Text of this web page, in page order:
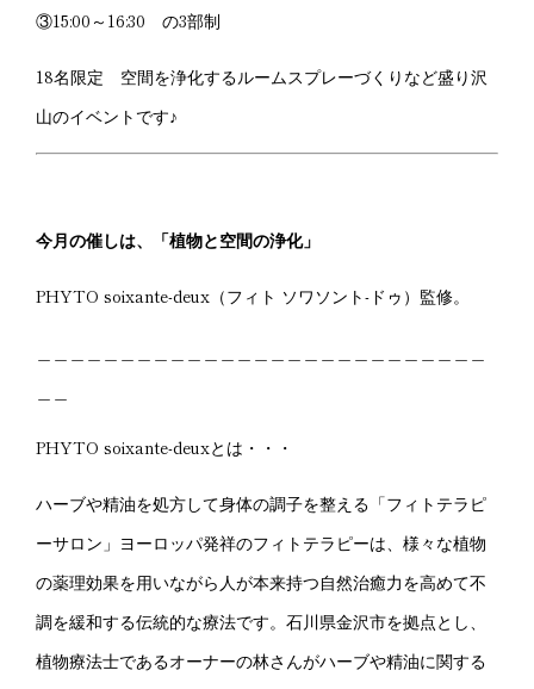
③15:00～16:30 の3部制
18名限定 空間を浄化するルームスプレーづくりなど盛り沢
山のイベントです♪
今月の催しは、「植物と空間の浄化」
PHYTO soixante-deux（フィト ソワソント-ドゥ）監修。
PHYTO soixante-deuxとは・・・
ハーブや精油を処方して身体の調子を整える「フィトテラピ
ーサロン」ヨーロッパ発祥のフィトテラピーは、様々な植物
の薬理効果を用いながら人が本来持つ自然治癒力を高めて不
調を緩和する伝統的な療法です。石川県金沢市を拠点とし、
植物療法士であるオーナーの林さんがハーブや精油に関する